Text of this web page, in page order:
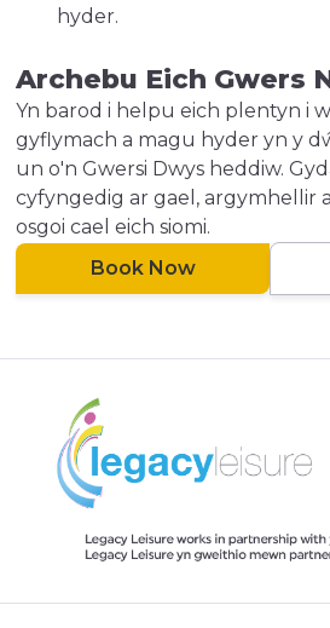
hyder.
Archebu Eich Gwers
Yn barod i helpu eich plentyn i
gyflymach a magu hyder yn y
un o'n Gwersi Dwys heddiw.
cyfyngedig ar gael, argymhellir
osgoi cael eich siomi.
Book Now